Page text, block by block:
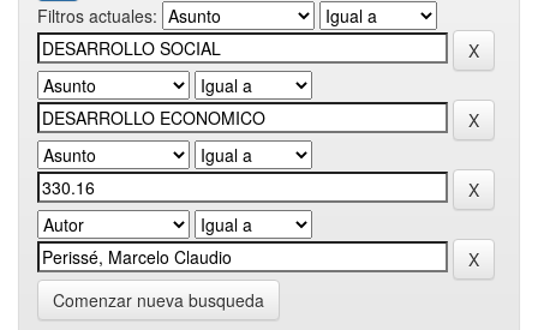
Filtros actuales:
Comenzar nueva busqueda